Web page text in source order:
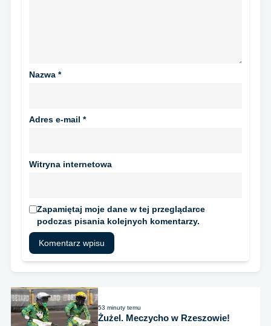
Nazwa *
Adres e-mail *
Witryna internetowa
Zapamiętaj moje dane w tej przeglądarce
podczas pisania kolejnych komentarzy.
53 minuty temu
Żużel. Meczycho w Rzeszowie!